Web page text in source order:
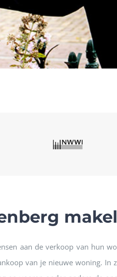
aan de verkoop van hun
van je nieuwe woning. In